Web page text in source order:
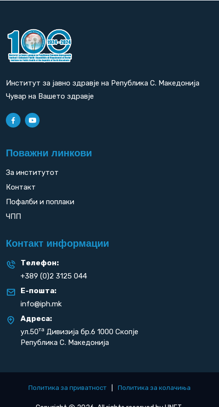
Институт за јавно здравје на Република С. Македонија
Чувар на Вашето здравје
Поважни линкови
За институтот
Контакт
Пофалби и поплаки
ЧПП
Контакт информации
Телефон:
+389 (0)2 3125 044
Е-пошта:
info@iph.mk
Адреса:
ул.50та Дивизија бр.6 1000 Скопје
Република С. Македонија
Политика за приватност Политика за колачиња